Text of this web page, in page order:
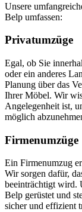
Unsere
Belp umfassen:
Privatumzüge
Egal, ob Sie
oder ein anderes
Planung über das
Ihrer Möbel. Wir
Angelegenheit ist,
möglich
Firmenumzüge
Ein Firmenumzug
Wir sorgen dafür,
beeinträchtigt wird.
Belp gerüstet und
sicher und effizient